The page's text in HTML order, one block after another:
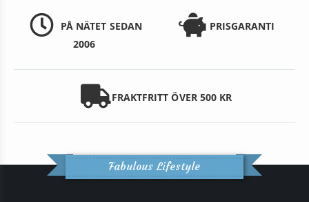
PÅ NÄTET SEDAN
2006
PRISGARANTI
FRAKTFRITT ÖVER 500 KR
Fabulous Lifestyle